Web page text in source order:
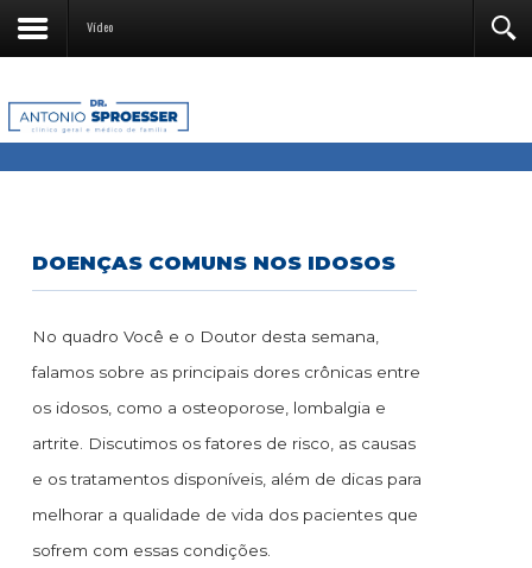
Vídeo
DOENÇAS COMUNS NOS IDOSOS
No quadro Você e o Doutor desta semana,
falamos sobre as principais dores crônicas entre
os idosos, como a osteoporose, lombalgia e
artrite. Discutimos os fatores de risco, as causas
e os tratamentos disponíveis, além de dicas para
melhorar a qualidade de vida dos pacientes que
sofrem com essas condições.